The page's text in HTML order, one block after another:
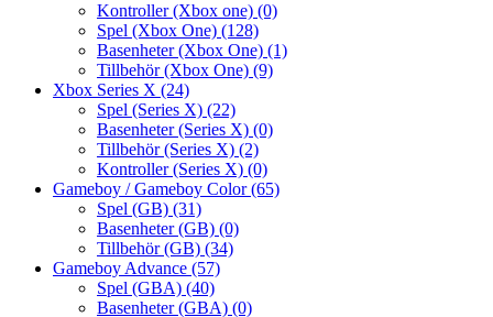
Kontroller (Xbox one) (0)
Spel (Xbox One) (128)
Basenheter (Xbox One) (1)
Tillbehör (Xbox One) (9)
Xbox Series X (24)
Spel (Series X) (22)
Basenheter (Series X) (0)
Tillbehör (Series X) (2)
Kontroller (Series X) (0)
Gameboy / Gameboy Color(65)
Spel (GB) (31)
Basenheter (GB) (0)
Tillbehör (GB) (34)
Gameboy Advance (57)
Spel (GBA) (40)
Basenheter (GBA) (0)